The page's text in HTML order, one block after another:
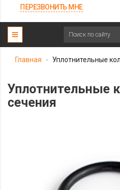
ПЕРЕЗВОНИТЬ МНЕ
Главная > Уплотнительные
Уплотнительные
сечения